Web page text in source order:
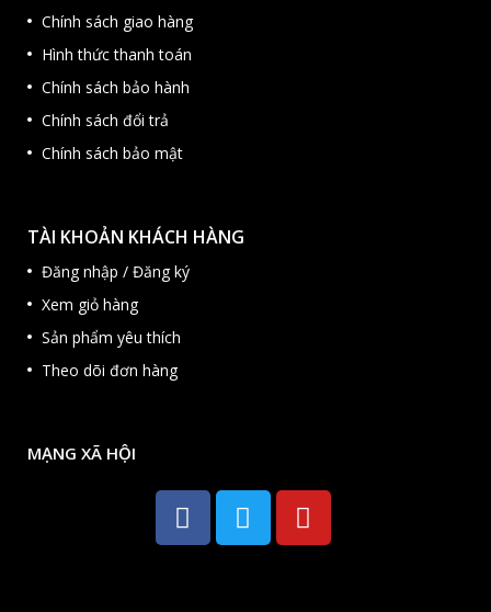
Chính sách giao hàng
Hình thức thanh toán
Chính sách bảo hành
Chính sách đổi trả
Chính sách bảo mật
TÀI KHOẢN KHÁCH HÀNG
Đăng nhập / Đăng ký
Xem giỏ hàng
Sản phẩm yêu thích
Theo dõi đơn hàng
MẠNG XÃ HỘI